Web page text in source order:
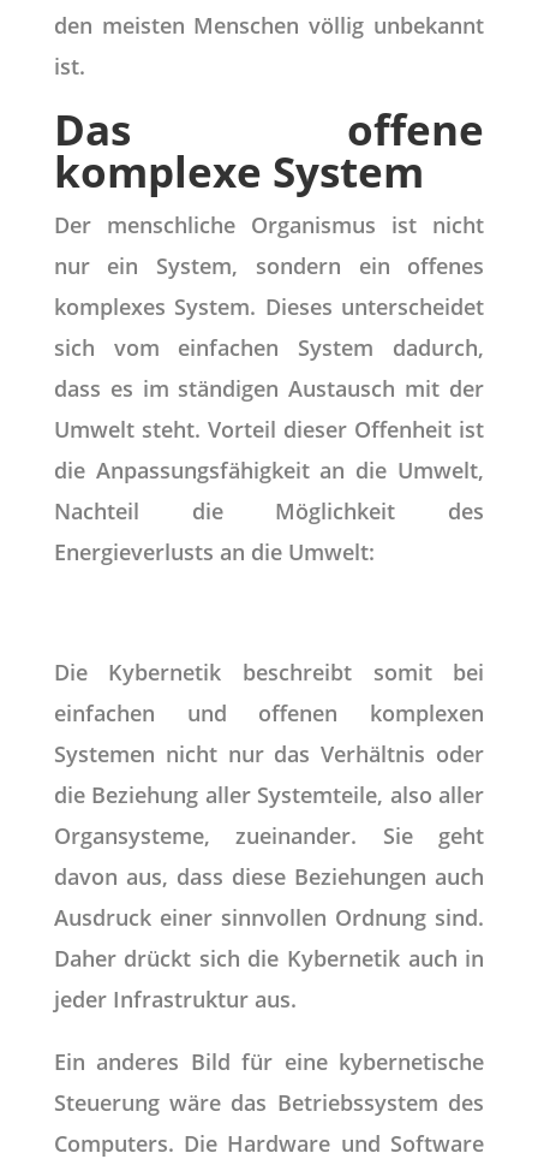
den meisten Menschen völlig unbekannt
ist.
Das offene
komplexe System
Der menschliche Organismus ist nicht
nur ein System, sondern ein offenes
komplexes System. Dieses unterscheidet
sich vom einfachen System dadurch,
dass es im ständigen Austausch mit der
Umwelt steht. Vorteil dieser Offenheit ist
die Anpassungsfähigkeit an die Umwelt,
Nachteil die Möglichkeit des
Energieverlusts an die Umwelt:
Die Kybernetik beschreibt somit bei
einfachen und offenen komplexen
Systemen nicht nur das Verhältnis oder
die Beziehung aller Systemteile, also aller
Organsysteme, zueinander. Sie geht
davon aus, dass diese Beziehungen auch
Ausdruck einer sinnvollen Ordnung sind.
Daher drückt sich die Kybernetik auch in
jeder Infrastruktur aus.
Ein anderes Bild für eine kybernetische
Steuerung wäre das Betriebssystem des
Computers. Die Hardware und Software